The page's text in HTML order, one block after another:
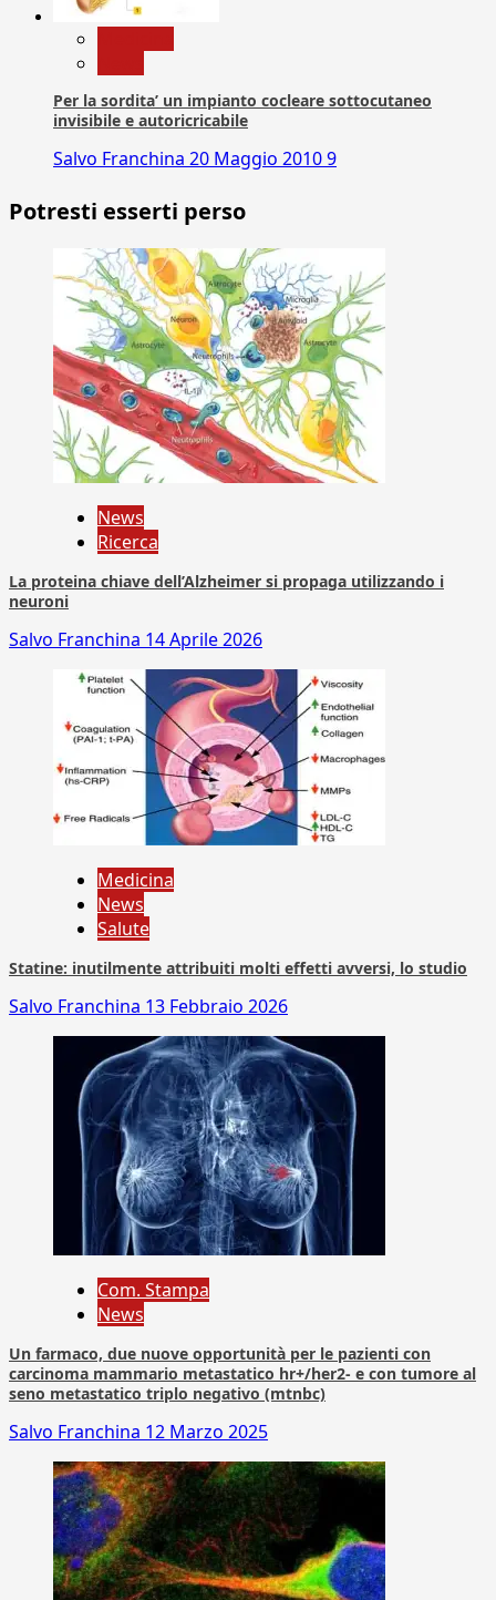
Per la sordita’ un impianto cocleare sottocutaneo
invisibile e autoricricabile
Salvo Franchina 20 Maggio 20109
Potresti esserti perso
News
Ricerca
La proteina chiave dell’Alzheimer si propaga utilizzando i
neuroni
Salvo Franchina 14 Aprile 2026
Medicina
News
Salute
Statine: inutilmente attribuiti molti effetti avversi, lo studio
Salvo Franchina 13 Febbraio 2026
Com. Stampa
News
Un farmaco, due nuove opportunità per le pazienti con
carcinoma mammario metastatico hr+/her2- e con tumore al
seno metastatico triplo negativo (mtnbc)
Salvo Franchina 12 Marzo 2025